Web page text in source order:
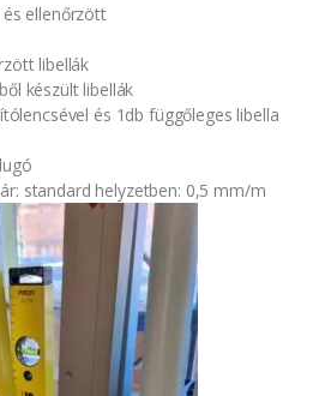
ellenőrzött
libellák
készült libellák
és 1db függőleges libella
standard helyzetben: 0,5 mm/m